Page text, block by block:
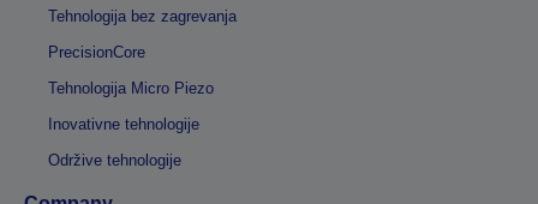
Tehnologija bez zagrevanja
PrecisionCore
Tehnologija Micro Piezo
Inovativne tehnologije
Održive tehnologije